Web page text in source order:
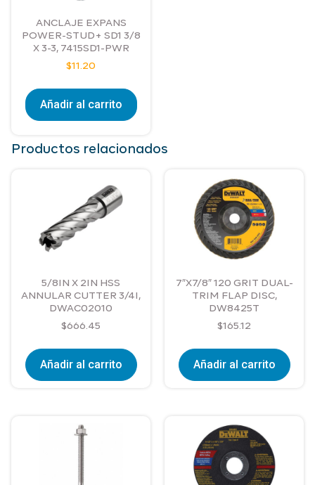
ANCLAJE EXPANS
POWER-STUD+ SD1 3/8
X 3-3, 7415SD1-PWR
$11.20
Añadir al carrito
Productos relacionados
5/8IN X 2IN HSS
ANNULAR CUTTER 3/4I,
DWAC02010
$666.45
Añadir al carrito
7″X7/8″ 120 GRIT DUAL-
TRIM FLAP DISC,
DW8425T
$165.12
Añadir al carrito